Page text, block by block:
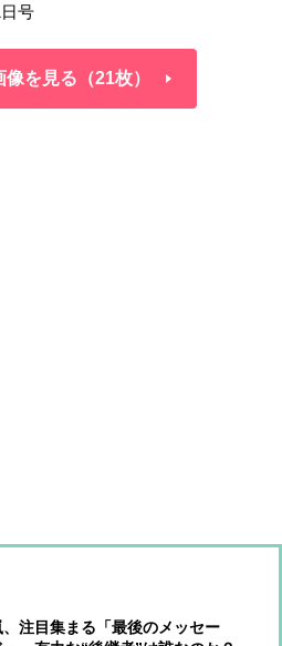
号
を見る（21枚）
、注目集まる「最後のメッセー